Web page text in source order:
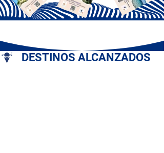
DESTINOS ALCANZADOS